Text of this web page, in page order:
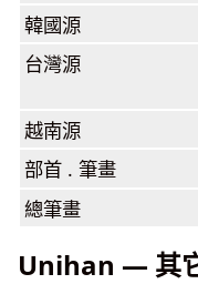
韓國源
台灣源
越南源
部首 . 筆畫
總筆畫
Unihan — 其